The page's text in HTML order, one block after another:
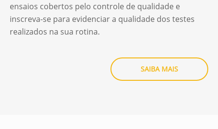
ensaios cobertos pelo controle de qualidade e
inscreva-se para evidenciar a qualidade dos testes
realizados na sua rotina.
SAIBA MAIS